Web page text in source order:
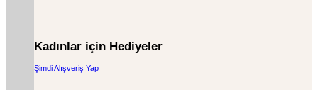
Kadınlar için Hediyeler
Şimdi Alışveriş Yap